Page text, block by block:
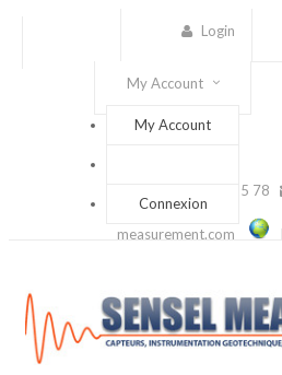
Login
My Account
My Account
Connexion
(+33) 1 56 88 25 78
measurement.com